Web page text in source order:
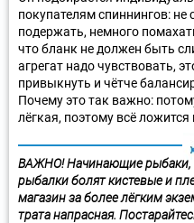
покупателям спиннингов: не
подержать, немного
что бланк не должен быть
агрегат надо чувствовать,
привыкнуть и чётче
Почему это так важно:
лёгкая, поэтому всё ложится
ВАЖНО! Начинающие рыбаки,
рыбалки болят кистевые и
магазин за более лёгким
трата напрасная.